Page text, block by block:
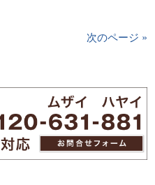
次のページ »